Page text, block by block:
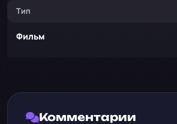
Тип
Фильм
Комментарии